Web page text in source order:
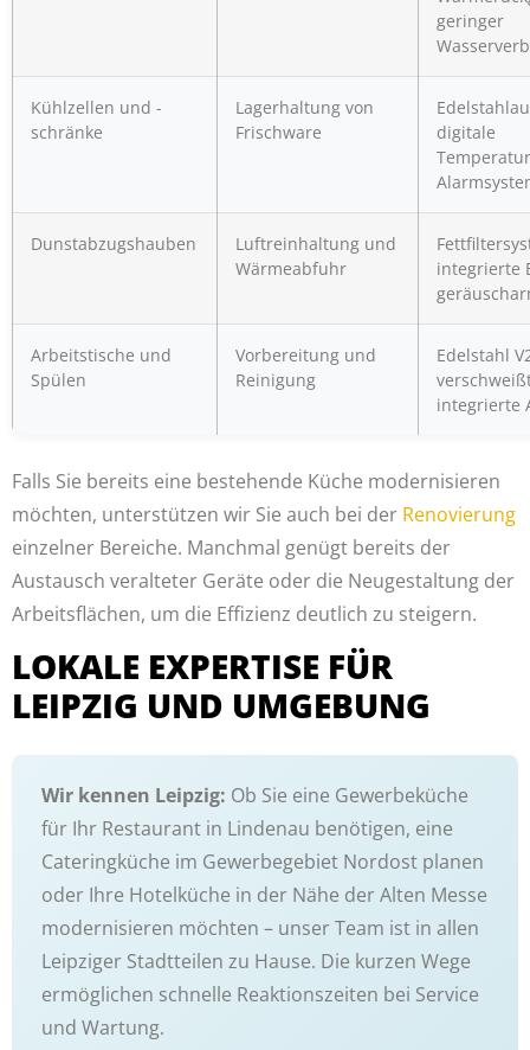
geringer
Kühlzellen und -
schränke
Lagerhaltung von
Frischware
digitale
Dunstabzugshauben
Luftreinhaltung und
Wärmeabfuhr
integrierte
Arbeitstische und
Spülen
Vorbereitung und
Reinigung
Edelstahl
integrierte
Falls Sie bereits eine bestehende Küche modernisieren
möchten, unterstützen wir Sie auch bei der Renovierung
einzelner Bereiche. Manchmal genügt bereits der
Austausch veralteter Geräte oder die Neugestaltung der
Arbeitsflächen, um die Effizienz deutlich zu steigern.
LOKALE EXPERTISE FÜR
LEIPZIG UND UMGEBUNG
Wir kennen Leipzig: Ob Sie eine Gewerbeküche
für Ihr Restaurant in Lindenau benötigen, eine
Cateringküche im Gewerbegebiet Nordost planen
oder Ihre Hotelküche in der Nähe der Alten Messe
modernisieren möchten – unser Team ist in allen
Leipziger Stadtteilen zu Hause. Die kurzen Wege
ermöglichen schnelle Reaktionszeiten bei Service
und Wartung.